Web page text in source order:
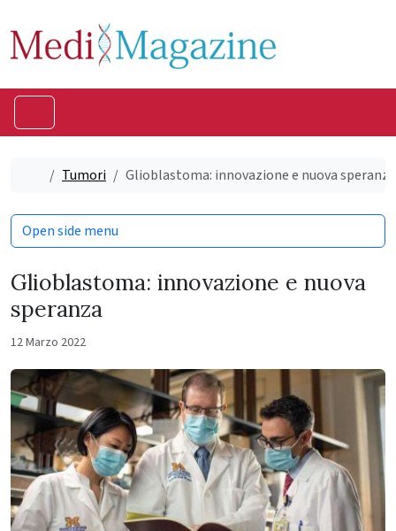
HomeTumori Glioblastoma: innovazione e nuova speranza
Glioblastoma: innovazione e nuova
speranza
12 Marzo 2022
Open side menu